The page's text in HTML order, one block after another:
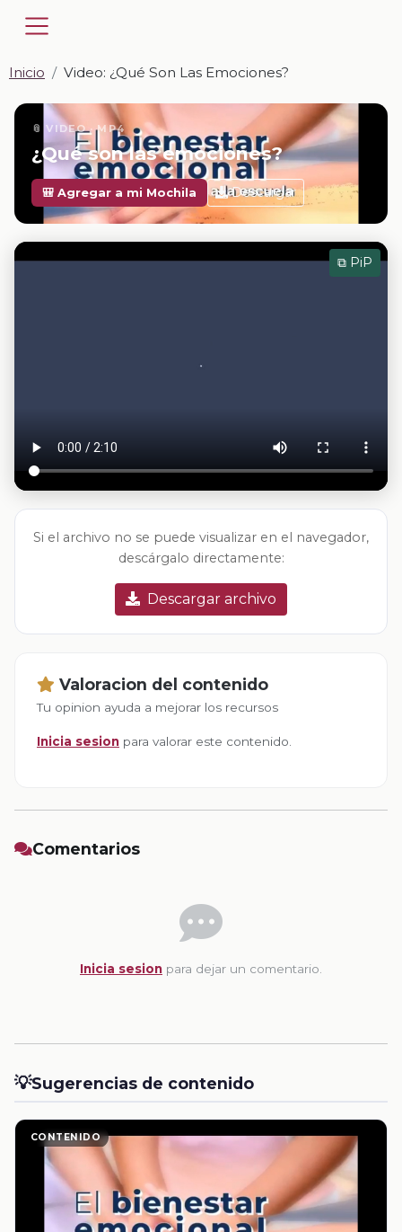
Inicio Video: ¿Qué Son Las Emociones?
📎 VIDEO · MP4
¿Qué son las emociones?
🎒 Agregar a mi Mochila Descargar
⧉ PiP
Si el archivo no se puede visualizar en el navegador,
descárgalo directamente:
Descargar archivo
Valoracion del contenido
Tu opinion ayuda a mejorar los recursos
Inicia sesion para valorar este contenido.
Comentarios
Inicia sesion para dejar un comentario.
💡Sugerencias de contenido
CONTENIDO